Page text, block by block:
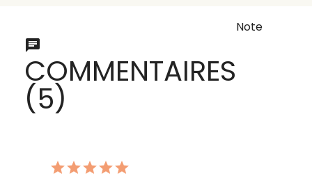
COMMENTAIRES
(5)
Note